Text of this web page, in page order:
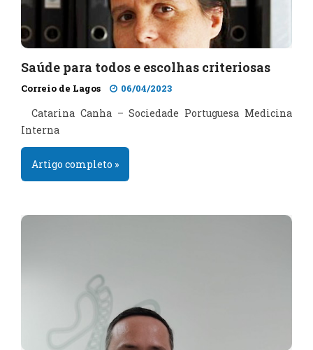
Saúde para todos e escolhas criteriosas
Correio de Lagos 06/04/2023
Catarina Canha – Sociedade Portuguesa Medicina
Interna
Artigo completo »